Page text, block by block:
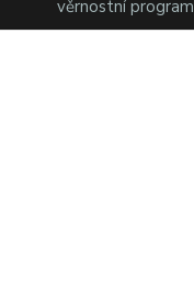
věrnostní program